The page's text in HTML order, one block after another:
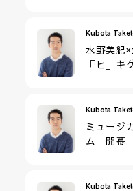
Kubota
水野美紀
「ヒ」キ
Kubota
ミュージ
ム 開幕
Kubota